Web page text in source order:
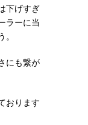
下げすぎ
ラーに当
にも繋が
おります